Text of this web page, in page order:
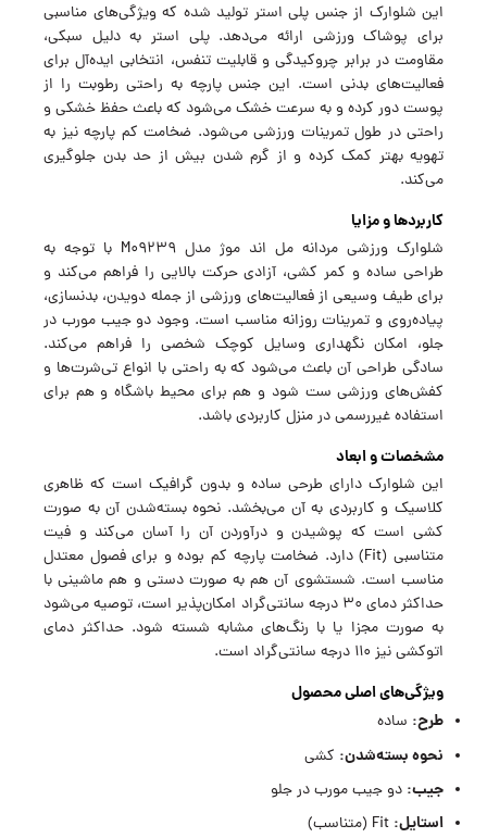
این شلوارک از جنس پلی استر تولید شده که ویژگی‌های مناسبی
برای پوشاک ورزشی ارائه می‌دهد. پلی استر به دلیل سبکی،
مقاومت در برابر چروکیدگی و قابلیت تنفس، انتخابی ایده‌آل برای
فعالیت‌های بدنی است. این جنس پارچه به راحتی رطوبت را از
پوست دور کرده و به سرعت خشک می‌شود که باعث حفظ خشکی و
راحتی در طول تمرینات ورزشی می‌شود. ضخامت کم پارچه نیز به
تهویه بهتر کمک کرده و از گرم شدن بیش از حد بدن جلوگیری
می‌کند.
کاربردها و مزایا
شلوارک ورزشی مردانه مل اند موژ مدل M09239 با توجه به
طراحی ساده و کمر کشی، آزادی حرکت بالایی را فراهم می‌کند و
برای طیف وسیعی از فعالیت‌های ورزشی از جمله دویدن، بدنسازی،
پیاده‌روی و تمرینات روزانه مناسب است. وجود دو جیب مورب در
جلو، امکان نگهداری وسایل کوچک شخصی را فراهم می‌کند.
سادگی طراحی آن باعث می‌شود که به راحتی با انواع تی‌شرت‌ها و
کفش‌های ورزشی ست شود و هم برای محیط باشگاه و هم برای
استفاده غیررسمی در منزل کاربردی باشد.
مشخصات و ابعاد
این شلوارک دارای طرحی ساده و بدون گرافیک است که ظاهری
کلاسیک و کاربردی به آن می‌بخشد. نحوه بسته‌شدن آن به صورت
کشی است که پوشیدن و درآوردن آن را آسان می‌کند و فیت
متناسبی (Fit) دارد. ضخامت پارچه کم بوده و برای فصول معتدل
مناسب است. شستشوی آن هم به صورت دستی و هم ماشینی با
حداکثر دمای 30 درجه سانتی‌گراد امکان‌پذیر است، توصیه می‌شود
به صورت مجزا یا با رنگ‌های مشابه شسته شود. حداکثر دمای
اتوکشی نیز 110 درجه سانتی‌گراد است.
ویژگی‌های اصلی محصول
طرح: ساده
نحوه بسته‌شدن: کشی
جیب: دو جیب مورب در جلو
استایل: